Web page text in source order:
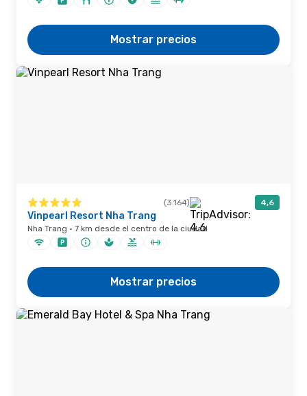
Mostrar precios
(3.164) 4,6
Vinpearl Resort Nha Trang
Nha Trang · 7 km desde el centro de la ciudad
Mostrar precios